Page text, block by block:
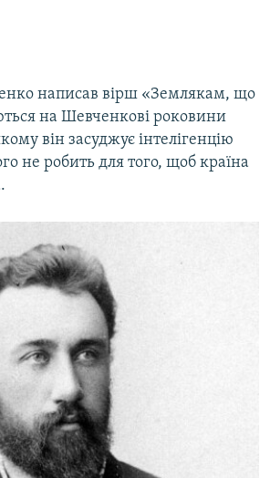
написав вірш «Землякам, що
на Шевченкові роковини
він засуджує інтелігенцію
не робить для того, щоб країна